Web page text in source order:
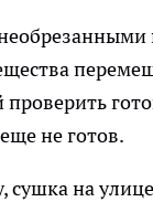
проверить
не готов.
на